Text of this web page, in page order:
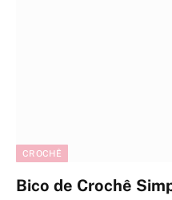
CROCHÊ
Bico de Crochê